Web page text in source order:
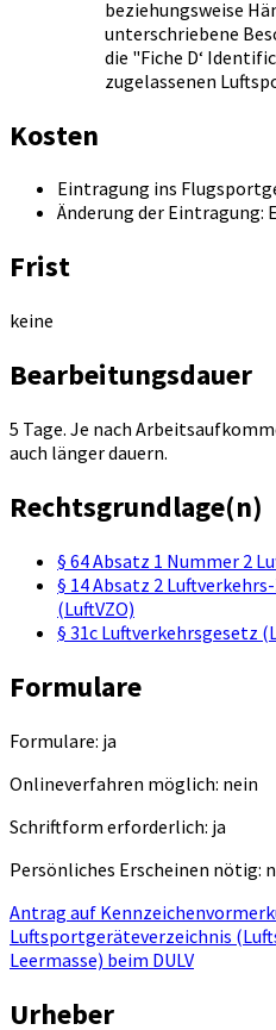
beziehungsweise
unterschriebene
die "Fiche D‘
zugelassenen
Kosten
Eintragung ins
Änderung der Eintragung:
Frist
keine
Bearbeitungsdauer
5 Tage. Je nach
auch länger dauern.
Rechtsgrundlage(n)
§ 64 Absatz 1 Nummer 2
§ 14 Absatz 2
(LuftVZO)
§ 31c Luftverkehrsgesetz
Formulare
Formulare: ja
Onlineverfahren möglich: nein
Schriftform erforderlich: ja
Persönliches Erscheinen nötig:
Antrag auf
Luftsportgeräteverzeichnis
Leermasse) beim DULV
Urheber